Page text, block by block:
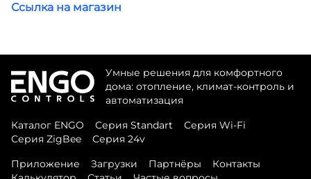
Ссылка на магазин
Умные решения для комфортного
дома: отопление, климат-контроль и
автоматизация
Каталог ENGO
Серия Standart
Серия Wi-Fi
Серия ZigBee
Серия 24v
Приложение
Загрузки Партнёры
Контакты